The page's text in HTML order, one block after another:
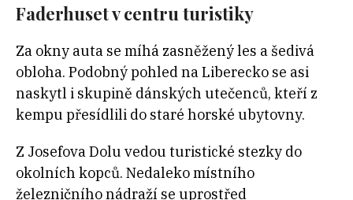
Faderhuset v centru turistiky
Za okny auta se míhá zasněžený les a šedivá
obloha. Podobný pohled na Liberecko se asi
naskytl i skupině dánských utečenců, kteří z
kempu přesídlili do staré horské ubytovny.
Z Josefova Dolu vedou turistické stezky do
okolních kopců. Nedaleko místního
železničního nádraží se uprostřed